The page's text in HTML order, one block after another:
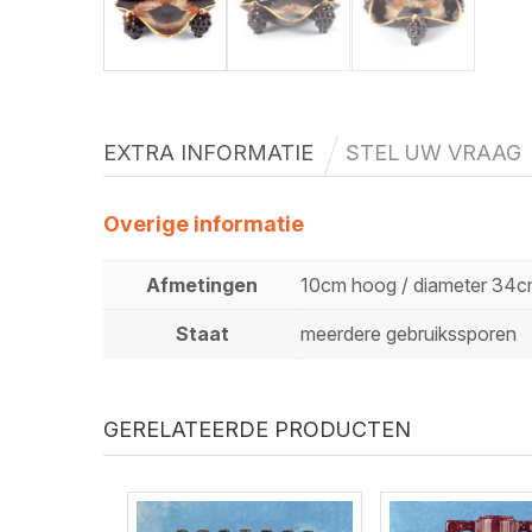
EXTRA INFORMATIE STEL UW VRAAG
Overige informatie
Afmetingen 10cm hoog / diameter
Staat meerdere gebruikssporen
GERELATEERDE PRODUCTEN